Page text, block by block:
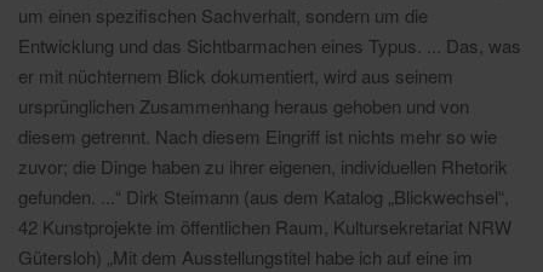
um einen spezifischen Sachverhalt, sondern um die
Entwicklung und das Sichtbarmachen eines Typus. ... Das, was
er mit nüchternem Blick dokumentiert, wird aus seinem
ursprünglichen Zusammenhang heraus gehoben und von
diesem getrennt. Nach diesem Eingriff ist nichts mehr so wie
zuvor; die Dinge haben zu ihrer eigenen, individuellen Rhetorik
gefunden. ...“ Dirk Steimann (aus dem Katalog „Blickwechsel“,
42 Kunstprojekte im öffentlichen Raum, Kultursekretariat NRW
Gütersloh) „Mit dem Ausstellungstitel habe ich auf eine im